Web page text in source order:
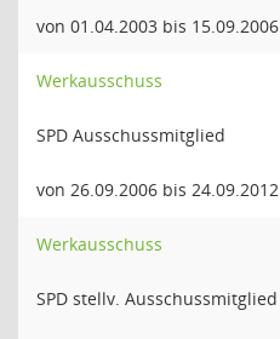
von 01.04.2003 bis 15.09.2006
Werkausschuss
SPD Ausschussmitglied
von 26.09.2006 bis 24.09.2012
Werkausschuss
SPD stellv. Ausschussmitglied